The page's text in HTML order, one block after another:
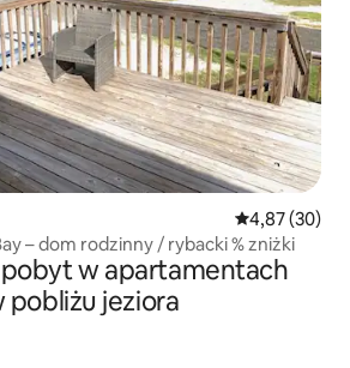
Średnia
4,87 (30)
– dom rodzinny / rybacki % zniżki
pobyt w apartamentach
pobliżu jeziora